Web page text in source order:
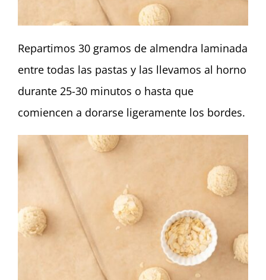
Repartimos 30 gramos de almendra laminada
entre todas las pastas y las llevamos al horno
durante 25-30 minutos o hasta que
comiencen a dorarse ligeramente los bordes.